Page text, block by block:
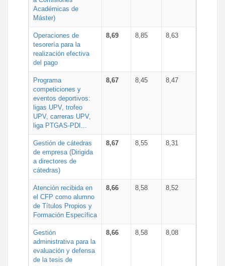
Académicas de
Máster)
Operaciones de
tesorería para la
realización efectiva
del pago
8,69 8,85 8,63
Programa
competiciones y
eventos deportivos:
ligas UPV, trofeo
UPV, carreras UPV,
liga PTGAS-PDI...
8,67 8,45 8,47
Gestión de cátedras
de empresa (Dirigida
a directores de
cátedras)
8,67 8,55 8,31
Atención recibida en
el CFP como alumno
de Títulos Propios y
Formación Específica
8,66 8,58 8,52
Gestión
administrativa para la
evaluación y defensa
de la tesis de
8,66 8,58 8,08